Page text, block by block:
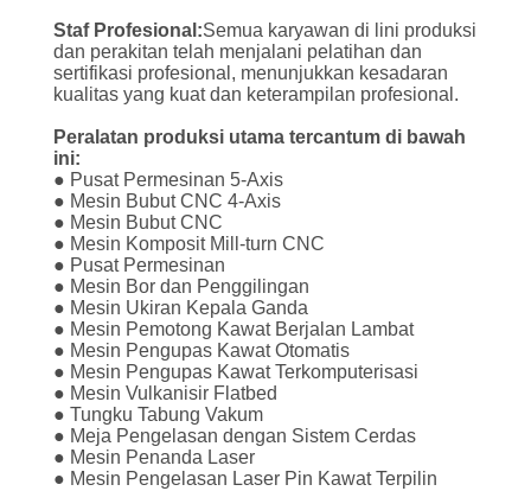
SHOW
SITEMAP
PRIVACY
POLICY
Staf Profesional:Semua karyawan di lini produksi
dan perakitan telah menjalani pelatihan dan
sertifikasi profesional, menunjukkan kesadaran
kualitas yang kuat dan keterampilan profesional.
Peralatan produksi utama tercantum di bawah
ini:
● Pusat Permesinan 5-Axis
● Mesin Bubut CNC 4-Axis
● Mesin Bubut CNC
● Mesin Komposit Mill-turn CNC
● Pusat Permesinan
● Mesin Bor dan Penggilingan
● Mesin Ukiran Kepala Ganda
● Mesin Pemotong Kawat Berjalan Lambat
● Mesin Pengupas Kawat Otomatis
● Mesin Pengupas Kawat Terkomputerisasi
● Mesin Vulkanisir Flatbed
● Tungku Tabung Vakum
● Meja Pengelasan dengan Sistem Cerdas
● Mesin Penanda Laser
● Mesin Pengelasan Laser Pin Kawat Terpilin